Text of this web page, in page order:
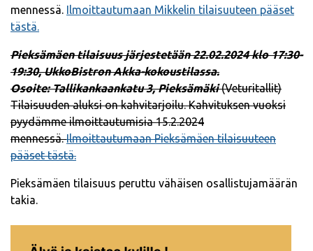
mennessä. Ilmoittautumaan Mikkelin tilaisuuteen pääset
tästä.
Pieksämäen tilaisuus järjestetään 22.02.2024 klo 17:30-
19:30, UkkoBistron Akka-kokoustilassa.
Osoite: Tallikankaankatu 3, Pieksämäki(Veturitallit)
Tilaisuuden aluksi on kahvitarjoilu. Kahvituksen vuoksi
pyydämme ilmoittautumisia 15.2.2024
mennessä.Ilmoittautumaan Pieksämäen tilaisuuteen
pääset tästä.
Pieksämäen tilaisuus peruttu vähäisen osallistujamäärän
takia.